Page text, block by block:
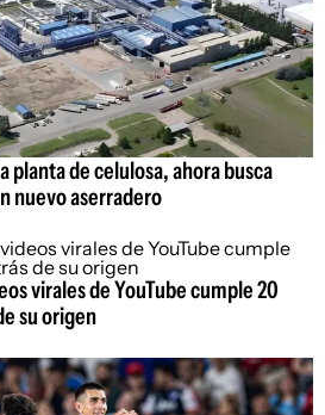
planta de celulosa, ahora busca
nuevo aserradero
virales de YouTube cumple 20
su origen